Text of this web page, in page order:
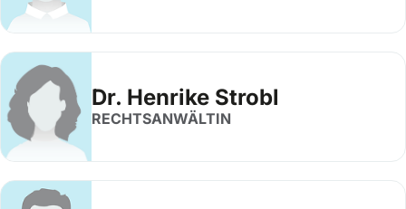
Dr. Henrike Strobl
RECHTSANWÄLTIN